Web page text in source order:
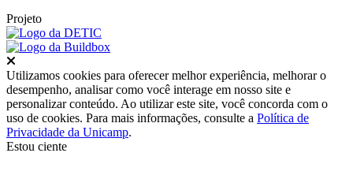
Projeto
Utilizamos cookies para oferecer melhor experiência, melhorar o
desempenho, analisar como você interage em nosso site e
personalizar conteúdo. Ao utilizar este site, você concorda com o
uso de cookies. Para mais informações, consulte a Política de
Privacidade da Unicamp.
Estou ciente